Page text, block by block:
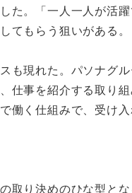
た。「一人一人が活
てもらう狙いがある。
も現れた。パソナグ
仕事を紹介する取り
働く仕組みで、受け
取り決めのひな型と